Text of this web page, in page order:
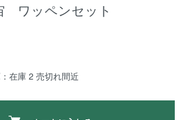
ワッペンセット
在庫 2 売切れ間近